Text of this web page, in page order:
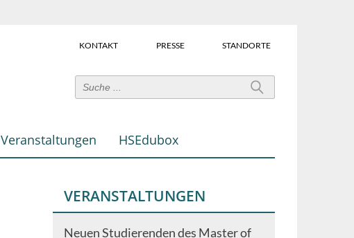
User-
(Über
Suchfeld)
KONTAKT PRESSE STANDORTE
Veranstaltungen HSEdubox
VERANSTALTUNGEN
Neuen Studierenden des Master of